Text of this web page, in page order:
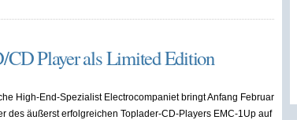
Player als Limited Edition
High-End-Spezialist Electrocompaniet bringt Anfang Februar
des äußerst erfolgreichen Toplader-CD-Players EMC-1Up auf